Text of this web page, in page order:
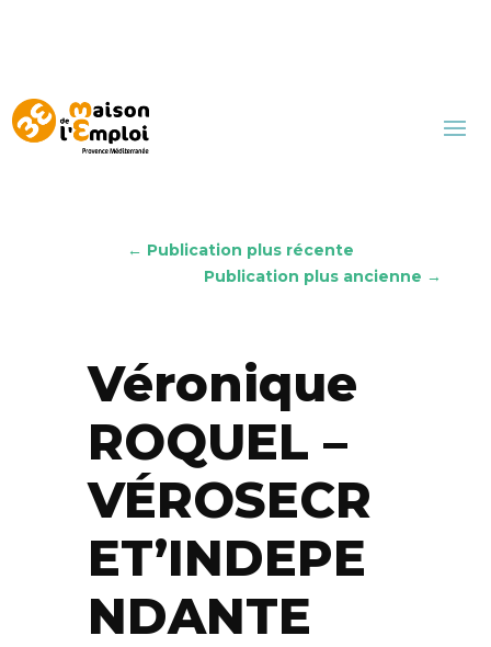
← Publication plus récente
Publication plus ancienne →
Véronique
ROQUEL –
VÉROSECR
ET’INDEPE
NDANTE